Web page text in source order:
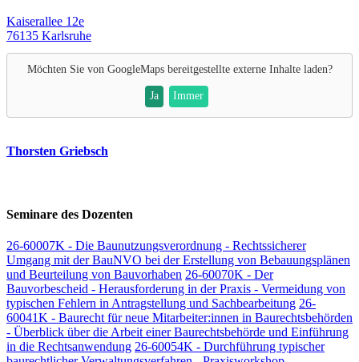
Kaiserallee 12e
76135 Karlsruhe
Möchten Sie von GoogleMapsbereitgestellte externe Inhalte laden?
Ja Immer
Thorsten Griebsch
Seminare des Dozenten
26-60007K - Die Baunutzungsverordnung - Rechtssicherer
Umgang mit der BauNVO bei der Erstellung von Bebauungsplänen
und Beurteilung von Bauvorhaben 26-60070K - Der
Bauvorbescheid - Herausforderung in der Praxis - Vermeidung von
typischen Fehlern in Antragstellung und Sachbearbeitung 26-
60041K - Baurecht für neue Mitarbeiter:innen in Baurechtsbehörden
- Überblick über die Arbeit einer Baurechtsbehörde und Einführung
in die Rechtsanwendung 26-60054K - Durchführung typischer